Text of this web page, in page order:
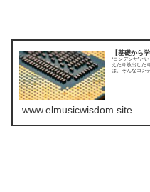
【基礎から
“コンデンサ”と
えたり放出した
は、そんなコン
www.elmusicwisdom.site